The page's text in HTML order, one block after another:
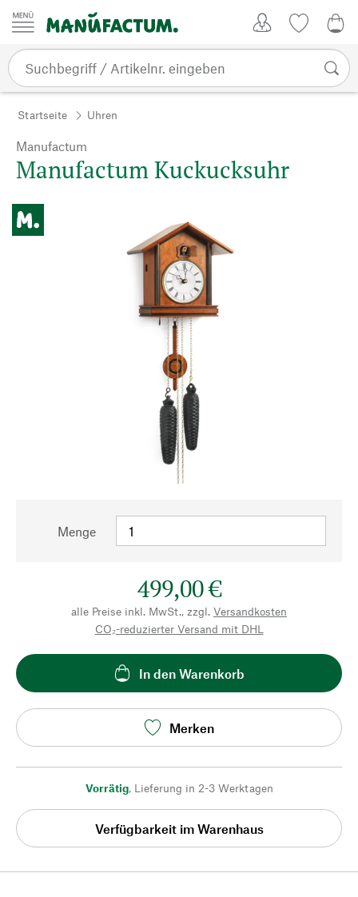
Zum Inhalt springen
Startseite Uhren
Manufactum
Manufactum Kuckucksuhr
Menge
499,00 €
alle Preise inkl. MwSt., zzgl. Versandkosten
CO₂-reduzierter Versand mit DHL
In den Warenkorb
Merken
Vorrätig, Lieferung in 2-3 Werktagen
Verfügbarkeit im Warenhaus